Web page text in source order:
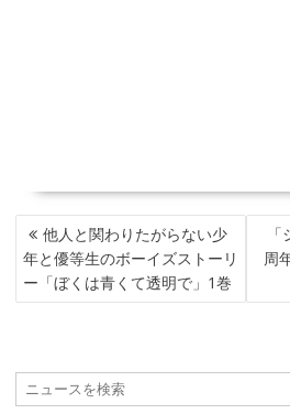
投
稿
ナ
ビ
シ
ョ
他人と関わりたがらない少
年と優等生のボーイズストーリ
ー「ぼくは青くて透明で」1巻
周